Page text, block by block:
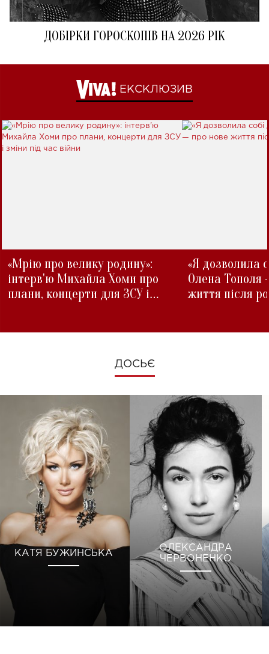
ДОБІРКИ ГОРОСКОПІВ НА 2026 РІК
ЕКСКЛЮЗИВ
«Мрію про велику родину»:
інтерв'ю Михайла Хоми про
плани, концерти для ЗСУ і
«Я дозволила
Олена Тополя
життя після
ДОСЬЄ
КАТЯ БУЖИНСЬКА
ОЛЕКСАНДРА
ЧЕРВОНЕНКО